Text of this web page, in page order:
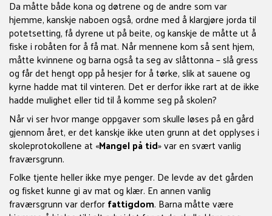
Da måtte både kona og døtrene og de andre som var
hjemme, kanskje naboen også, ordne med å klargjøre jorda til
potetsetting, få dyrene ut på beite, og kanskje de måtte ut å
fiske i robåten for å få mat. Når mennene kom så sent hjem,
måtte kvinnene og barna også ta seg av slåttonna – slå gress
og får det hengt opp på hesjer for å tørke, slik at sauene og
kyrne hadde mat til vinteren. Det er derfor ikke rart at de ikke
hadde mulighet eller tid til å komme seg på skolen?
Når vi ser hvor mange oppgaver som skulle løses på en gård
gjennom året, er det kanskje ikke uten grunn at det opplyses i
skoleprotokollene at «Mangel på tid» var en svært vanlig
fraværsgrunn.
Folke tjente heller ikke mye penger. De levde av det gården
og fisket kunne gi av mat og klær. En annen vanlig
fraværsgrunn var derforfattigdom. Barna måtte være